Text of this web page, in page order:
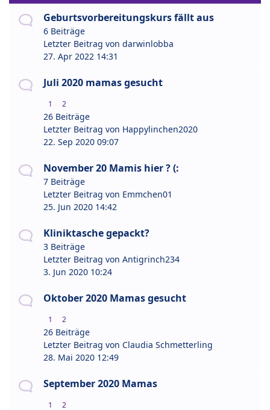
Geburtsvorbereitungskurs fällt aus
6 Beiträge
Letzter Beitrag von darwinlobba
27. Apr 2022 14:31
Juli 2020 mamas gesucht
1 2
26 Beiträge
Letzter Beitrag von Happylinchen2020
22. Sep 2020 09:07
November 20 Mamis hier ? (:
7 Beiträge
Letzter Beitrag von Emmchen01
25. Jun 2020 14:42
Kliniktasche gepackt?
3 Beiträge
Letzter Beitrag von Antigrinch234
3. Jun 2020 10:24
Oktober 2020 Mamas gesucht
1 2
26 Beiträge
Letzter Beitrag von Claudia Schmetterling
28. Mai 2020 12:49
September 2020 Mamas
1 2